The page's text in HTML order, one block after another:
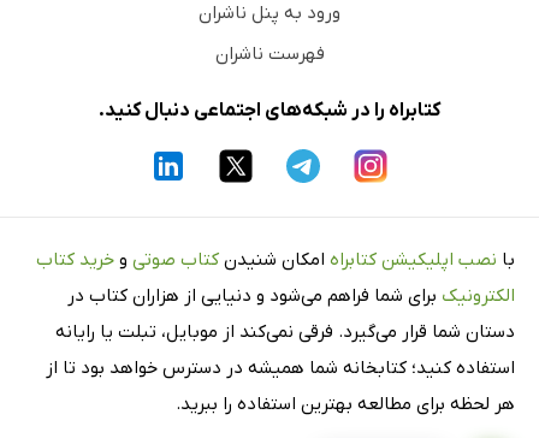
ورود به پنل ناشران
فهرست ناشران
کتابراه را در شبکه‌های اجتماعی دنبال کنید.
با نصب اپلیکیشن کتابراه امکان شنیدن کتاب صوتی و خرید کتاب
الکترونیک برای شما فراهم می‌شود و دنیایی از هزاران کتاب در
دستان شما قرار می‌گیرد. فرقی نمی‌کند از موبایل، تبلت یا رایانه
استفاده کنید؛ کتابخانه شما همیشه در دسترس خواهد بود تا از
هر لحظه برای مطالعه بهترین استفاده را ببرید.